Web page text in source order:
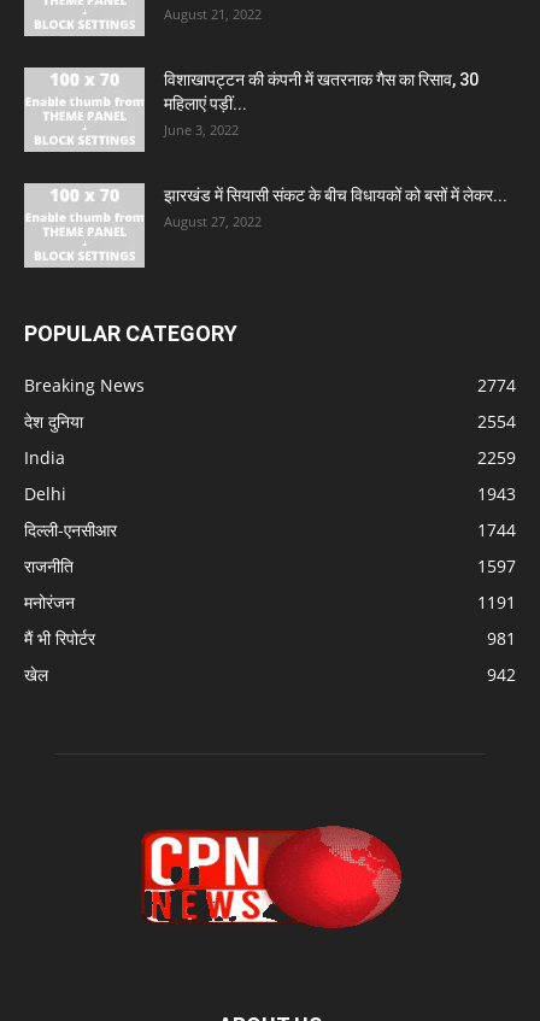
August 21, 2022
विशाखापट्टन की कंपनी में खतरनाक गैस का रिसाव, 30
महिलाएं पड़ीं...
June 3, 2022
झारखंड में सियासी संकट के बीच विधायकों को बसों में लेकर...
August 27, 2022
POPULAR CATEGORY
Breaking News
2774
देश दुनिया
2554
India
2259
Delhi
1943
दिल्ली-एनसीआर
1744
राजनीति
1597
मनोरंजन
1191
मैं भी रिपोर्टर
981
खेल
942